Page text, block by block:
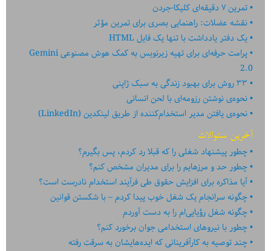
تمرین ۷ دقیقه‌ای کلیکا-جردن
نقشه عضلات: راهنمایی بصری برای تمرین مؤثر
یک دفتر یادداشت با تنها یک فایل HTML
پرامت حرفه‌ای برای تهیه زیرنویس به کمک هوش مصنوعی Gemini
2.0
۳۳ روش برای بهبود زندگی به سبک ژاپنی
نحوه‌ی نوشتن رزومه‌ای با لحن انسانی
نحوه‌ی یافتن مدیر استخدام‌کننده از طریق لینکدین (LinkedIn)
آخرین سئوالات
چطور پیشنهاد شغلی را که قبلا رد کردم، پس بگیرم؟
چطور حد و مرزهایم را برای مدیران مشخص کنم؟
آیا مذاکره برای افزایش حقوق طی فرآیند استخدام نادرست است؟
چگونه سرانجام یک شغل خوب پیدا کردم – با شکستن قوانین
چگونه شغل رؤیایی‌ام را به دست آوردم
چطور با نیروهای استخدامی جوان برخورد کنم؟
چند توصیه به کارآفرینانی که ایده‏‏‌‏‏‌هایشان به سرقت رفته